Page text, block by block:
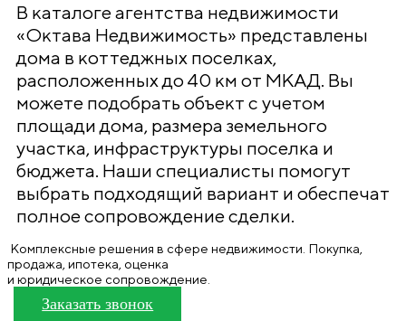
В каталоге агентства недвижимости
«Октава Недвижимость» представлены
дома в коттеджных поселках,
расположенных до 40 км от МКАД. Вы
можете подобрать объект с учетом
площади дома, размера земельного
участка, инфраструктуры поселка и
бюджета. Наши специалисты помогут
выбрать подходящий вариант и обеспечат
полное сопровождение сделки.
Комплексные решения в сфере недвижимости. Покупка,
продажа, ипотека, оценка
и юридическое сопровождение.
Заказать звонок